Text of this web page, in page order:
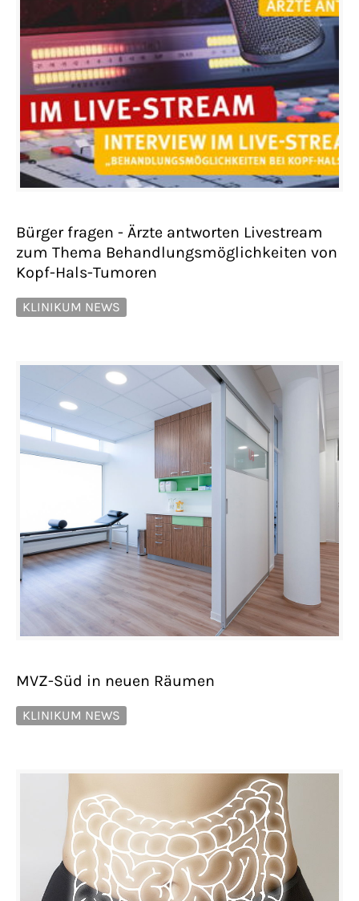
Bürger fragen - Ärzte antworten Livestream
zum Thema Behandlungsmöglichkeiten von
Kopf-Hals-Tumoren
KLINIKUM NEWS
MVZ-Süd in neuen Räumen
KLINIKUM NEWS